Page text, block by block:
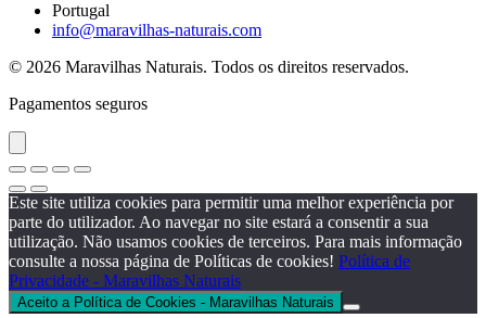
Portugal
info@maravilhas-naturais.com
© 2026 Maravilhas Naturais. Todos os direitos reservados.
Pagamentos seguros
Este site utiliza cookies para permitir uma melhor experiência por
parte do utilizador. Ao navegar no site estará a consentir a sua
utilização. Não usamos cookies de terceiros. Para mais informação
consulte a nossa página de Políticas de cookies! Política de
Privacidade - Maravilhas Naturais
Aceito a Política de Cookies - Maravilhas Naturais